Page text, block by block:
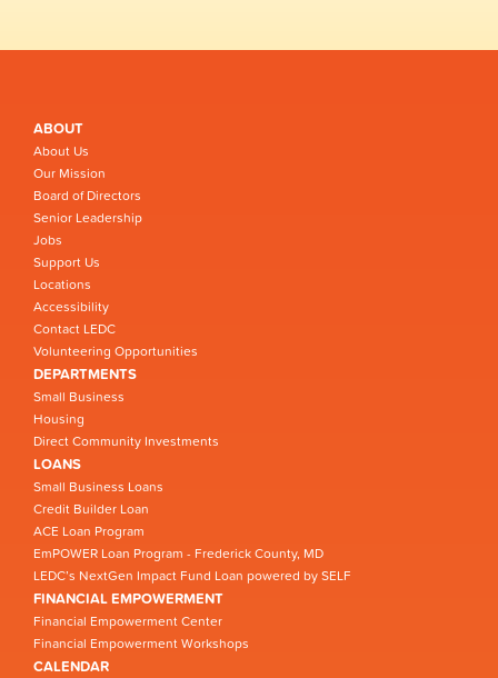
ABOUT
About Us
Our Mission
Board of Directors
Senior Leadership
Jobs
Support Us
Locations
Accessibility
Contact LEDC
Volunteering Opportunities
DEPARTMENTS
Small Business
Housing
Direct Community Investments
LOANS
Small Business Loans
Credit Builder Loan
ACE Loan Program
EmPOWER Loan Program - Frederick County, MD
LEDC’s NextGen Impact Fund Loan powered by SELF
FINANCIAL EMPOWERMENT
Financial Empowerment Center
Financial Empowerment Workshops
CALENDAR